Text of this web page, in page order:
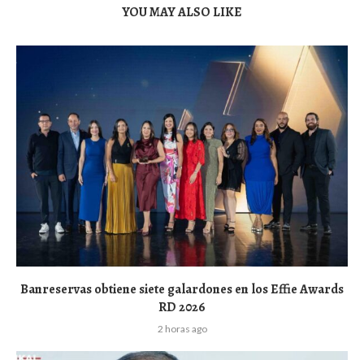
YOU MAY ALSO LIKE
Banreservas obtiene siete galardones en los Effie Awards
RD 2026
2 horas ago